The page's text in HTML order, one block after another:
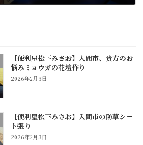
【便利屋松下みさお】入間市、貴方のお
悩みミョウガの花壇作り
2026年2月3日
【便利屋松下みさお】入間市の防草シー
ト張り
2026年2月3日